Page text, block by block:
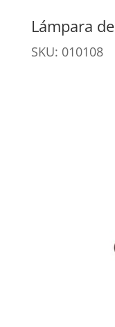
Lámpara
SKU: 010108